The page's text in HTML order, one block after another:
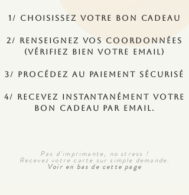
1/ Choisissez votre bon cadeau
2/ renseignez vos coordonnées
(vérifiez bien votre email)
3/ Procédez au paiement sécurisé
4/ Recevez instantanément votre
bon cadeau par email .
Pas d'imprimante, no stress !
Recevez votre carte sur simple demande.
Voir en bas de cette page